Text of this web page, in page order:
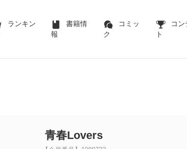
ランキン
書籍情
報
コミッ
ク
コン
ト
青春Lovers